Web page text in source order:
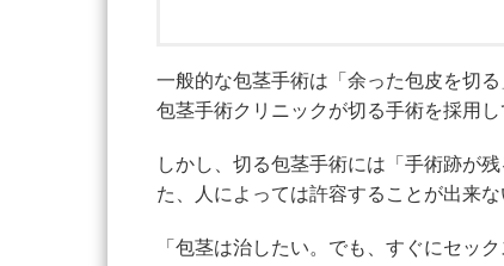
一般的な包茎手術は「余った包皮を切
包茎手術クリニックが切る手術を採用し
しかし、切る包茎手術には「手術跡が
た、人によっては許容することが出来な
「包茎は治したい。でも、すぐにセッ